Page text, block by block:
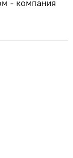
- компания